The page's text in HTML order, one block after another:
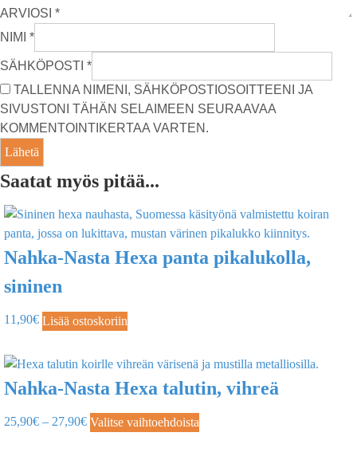
ARVIOSI *
NIMI *
SÄHKÖPOSTI *
TALLENNA NIMENI, SÄHKÖPOSTIOSOITTEENI JA
SIVUSTONI TÄHÄN SELAIMEEN SEURAAVAA
KOMMENTOINTIKERTAA VARTEN.
Saatat myös pitää...
Nahka-Nasta Hexa panta pikalukolla,
sininen
11,90€ Lisää ostoskoriin
Nahka-Nasta Hexa talutin, vihreä
25,90€ – 27,90€ Valitse vaihtoehdoista